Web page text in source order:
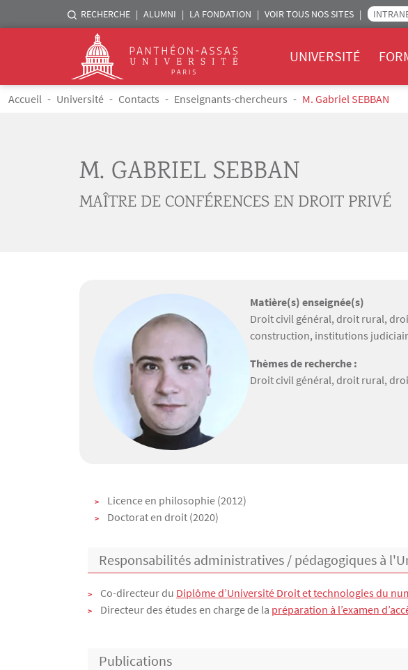
Aller au contenu principal
Menu liste sites Assas
RECHERCHE ALUMNI LA FONDATION VOIR TOUS NOS SITES
Logo
UNIVERSITÉ
Fil d'Ariane
Accueil Université Contacts Enseignants-chercheurs M. Gabriel SEBBAN
M. GABRIEL SEBBAN
MAÎTRE DE CONFÉRENCES EN DROIT PRIVÉ
Matière(s) enseignée(s)
Droit civil général, droit rural,
construction, institutions
Thèmes de recherche :
Droit civil général, droit rural,
TexteLicence en philosophie (2012)
Doctorat en droit (2020)
Responsabilités administratives / pédagogiques à
Co-directeur du Diplôme d’Université Droit et technologies du
Directeur des études en charge de la préparation à l’examen
Publications